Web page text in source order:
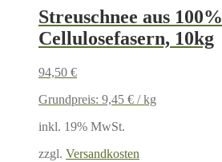
Streuschnee aus 100%
Cellulosefasern, 10kg
94,50 €
Grundpreis: 9,45 € /kg
inkl. 19% MwSt.
zzgl. Versandkosten